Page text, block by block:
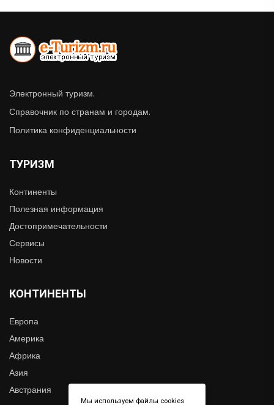
Электронный туризм.
Справочник по странам и городам.
Политика конфиденциальности
ТУРИЗМ
Континенты
Полезная информация
Достопримечательности
Сервисы
Новости
КОНТИНЕНТЫ
Европа
Америка
Африка
Азия
Австрания
Мы используем файлы cookies